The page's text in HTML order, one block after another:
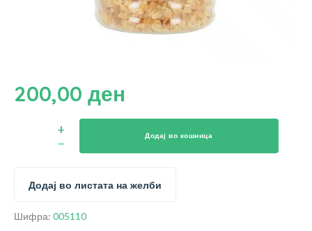
200,00 ден
Додај во кошница
Додај во листата на желби
Шифра: 005110